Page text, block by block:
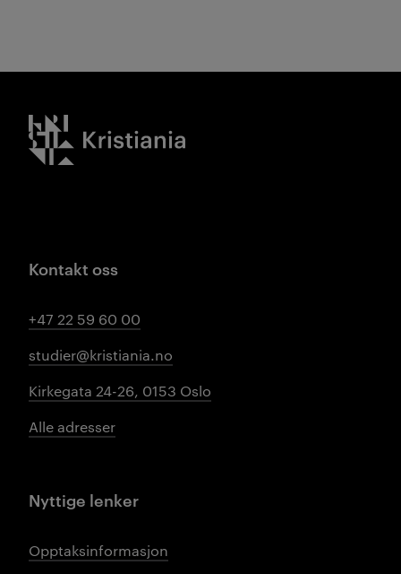
Kristiania logo
Kontakt oss
+47 22 59 60 00
studier@kristiania.no
Kirkegata 24-26, 0153 Oslo
Alle adresser
Nyttige lenker
Opptaksinformasjon